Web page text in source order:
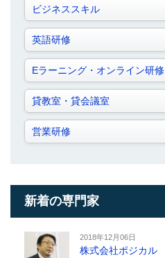
ビジネススキル
英語研修
Eラーニング・オンライン研修
貸教室・貸会議室
営業研修
新着の専門家
2018年12月06日
株式会社ポジカル